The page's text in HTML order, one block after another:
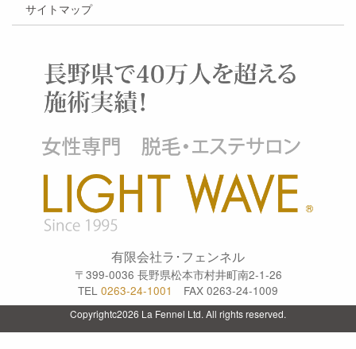
有限会社ラ･フェンネル
〒399-0036 長野県松本市村井町南2-1-26
TEL 0263-24-1001 FAX 0263-24-1009
サイトマップ
Copyrightc2026 La Fennel Ltd. All rights reserved.